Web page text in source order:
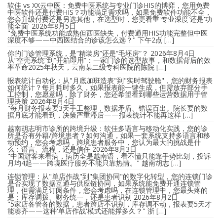
软佳 vs XX云中医：免费中医系统与专业门诊HIS的博弈，您用免费
中医软件还是付费HIS？功能满足需求吗，如果免费软件功能不全，
您会升级付费还是另选其他，在选型时，您更看重'专业深度'还是'功
能全面' 2026年8月5日
"免费中医系统功能成熟但西医缺失，付费通用HIS功能完整但中医
深度不够——中西医结合的诊该怎么选？" 下午2点 […]
你的门诊管理系统，是“精装房”还是“毛坯房”？ 2026年8月4日
从“空壳系统”到“开箱即用”：一家门诊的选型故事，和数据背后的效
率革命2025年秋天，云南某二级专科医院的陈院 […]
报表统计自动化：从"月底加班造表"到"实时驾驶舱"，您的财务报表
如何统计？每月耗时多久，如果报表能一键生成，但需放弃部分手
工控制，您愿意吗，除了财务，您还希望看到哪些运营数据用于管
理决策 2026年8月4日
"每月财务报表要3天手工整理，数据矛盾、错误百出。院长要的数
据月底才能看到，决策严重滞后——报表统计不能再这样 […]
越南胡志明市诊所的跨境升级：软佳多语言与移动化实践，您的诊
所是否有外籍/跨境患者？如何沟通，如果一套系统支持多语言和移
动预约，您会考虑吗，跨境患者服务中，您认为最大的挑战是什
么：语言、流程，还是信任 2026年8月3日
"中国游客来看病，病历全是越南语，看不懂只能靠手势比划，投诉
月均4起——跨境医疗服务不能只靠热情。" 越南胡志 […]
连锁管理：从"单店作战"到"集团协同"的数字化转型，您的连锁门诊
是否实现了数据互通与供应链协同，如果系统能免费开通连锁管
理，但需满足订阅条件，您会考虑吗，在连锁管理中，您最头疼的
是：库存调拨、财务统一，还是患者识别 2026年8月2日
"5家店各管各的数据，患者跨店不识别，库存调不动，报表要5天才
能凑齐——这种'单店作战'模式还能撑多久？" 浙 […]